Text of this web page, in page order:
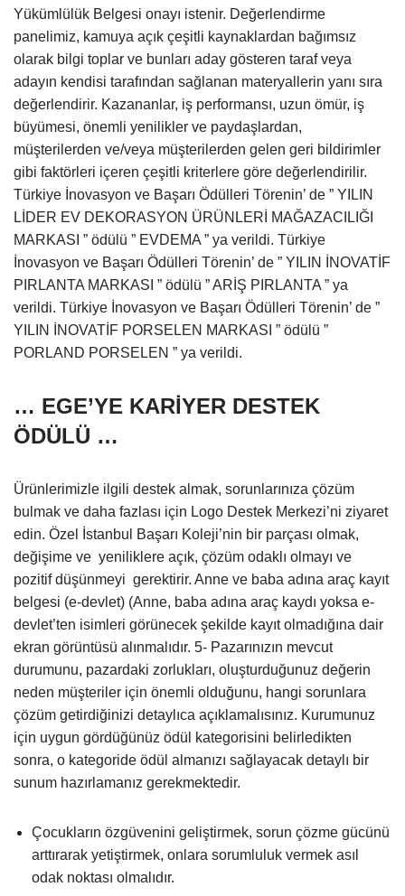
Yükümlülük Belgesi onayı istenir. Değerlendirme
panelimiz, kamuya açık çeşitli kaynaklardan bağımsız
olarak bilgi toplar ve bunları aday gösteren taraf veya
adayın kendisi tarafından sağlanan materyallerin yanı sıra
değerlendirir. Kazananlar, iş performansı, uzun ömür, iş
büyümesi, önemli yenilikler ve paydaşlardan,
müşterilerden ve/veya müşterilerden gelen geri bildirimler
gibi faktörleri içeren çeşitli kriterlere göre değerlendirilir.
Türkiye İnovasyon ve Başarı Ödülleri Törenin’ de ” YILIN
LİDER EV DEKORASYON ÜRÜNLERİ MAĞAZACILIĞI
MARKASI ” ödülü ” EVDEMA ” ya verildi. Türkiye
İnovasyon ve Başarı Ödülleri Törenin’ de ” YILIN İNOVATİF
PIRLANTA MARKASI ” ödülü ” ARİŞ PIRLANTA ” ya
verildi. Türkiye İnovasyon ve Başarı Ödülleri Törenin’ de ”
YILIN İNOVATİF PORSELEN MARKASI ” ödülü ”
PORLAND PORSELEN ” ya verildi.
… EGE’YE KARİYER DESTEK
ÖDÜLÜ …
Ürünlerimizle ilgili destek almak, sorunlarınıza çözüm
bulmak ve daha fazlası için Logo Destek Merkezi’ni ziyaret
edin. Özel İstanbul Başarı Koleji’nin bir parçası olmak,
değişime ve yeniliklere açık, çözüm odaklı olmayı ve
pozitif düşünmeyi gerektirir. Anne ve baba adına araç kayıt
belgesi (e-devlet) (Anne, baba adına araç kaydı yoksa e-
devlet’ten isimleri görünecek şekilde kayıt olmadığına dair
ekran görüntüsü alınmalıdır. 5- Pazarınızın mevcut
durumunu, pazardaki zorlukları, oluşturduğunuz değerin
neden müşteriler için önemli olduğunu, hangi sorunlara
çözüm getirdiğinizi detaylıca açıklamalısınız. Kurumunuz
için uygun gördüğünüz ödül kategorisini belirledikten
sonra, o kategoride ödül almanızı sağlayacak detaylı bir
sunum hazırlamanız gerekmektedir.
Çocukların özgüvenini geliştirmek, sorun çözme gücünü
arttırarak yetiştirmek, onlara sorumluluk vermek asıl
odak noktası olmalıdır.